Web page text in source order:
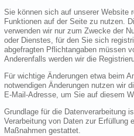
Sie können sich auf unserer Website
Funktionen auf der Seite zu nutzen.
verwenden wir nur zum Zwecke der
oder Dienstes, für den Sie sich
abgefragten Pflichtangaben müssen
Anderenfalls werden wir die
Für wichtige Änderungen etwa beim
notwendigen Änderungen nutzen wir
E-Mail-Adresse, um Sie auf diesem
Grundlage für die Datenverarbeitung
Verarbeitung von Daten zur Erfüllung
Maßnahmen gestattet.